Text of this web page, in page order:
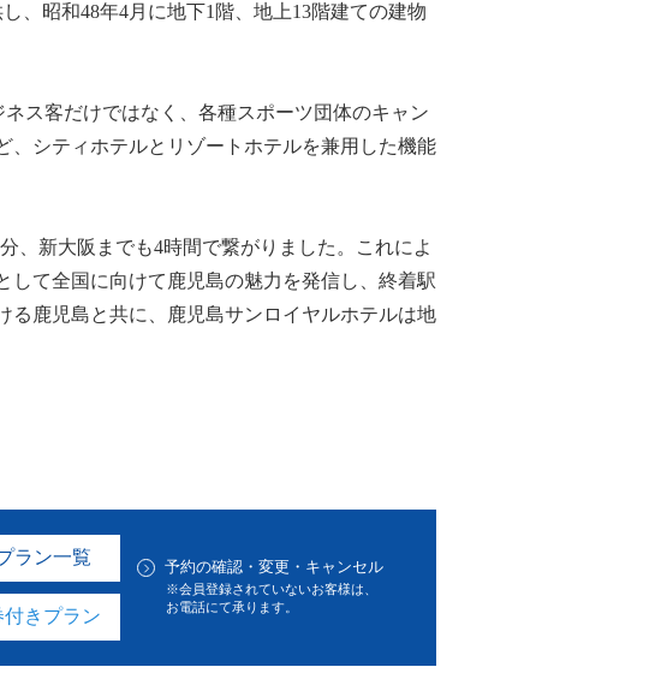
、昭和48年4月に地下1階、地上13階建ての建物
ス客だけではなく、各種スポーツ団体のキャン
、シティホテルとリゾートホテルを兼用した機能
、新大阪までも4時間で繋がりました。これによ
して全国に向けて鹿児島の魅力を発信し、終着駅
る鹿児島と共に、鹿児島サンロイヤルホテルは地
ラン一覧
付きプラン
予約の確認・変更・キャンセル
※会員登録されていないお客様は、
お電話にて承ります。